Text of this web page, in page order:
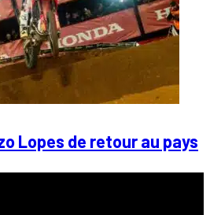
Lopes de retour au pays